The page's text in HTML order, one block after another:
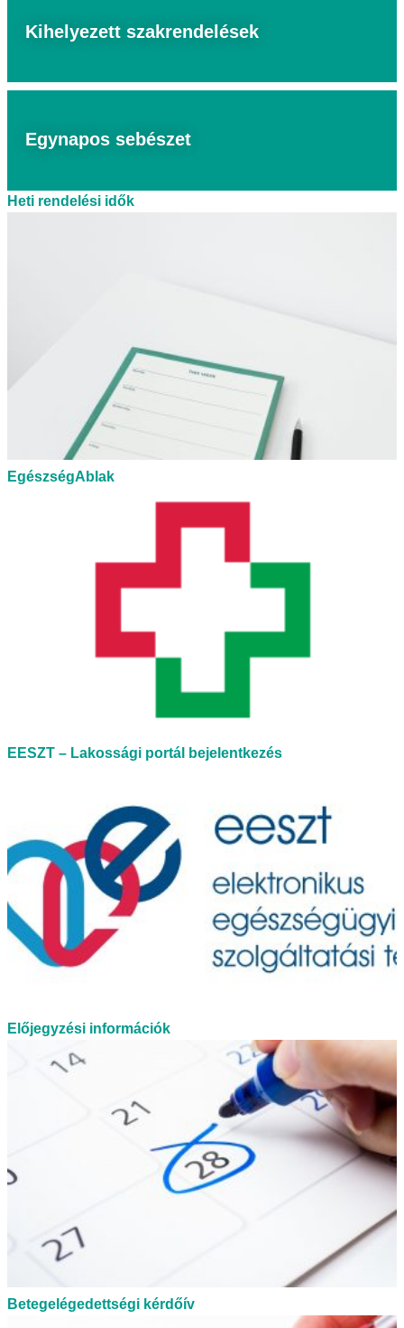
Kihelyezett szakrendelések
Egynapos sebészet
Heti rendelési idők
EgészségAblak
EESZT – Lakossági portál bejelentkezés
Előjegyzési információk
Betegelégedettségi kérdőív